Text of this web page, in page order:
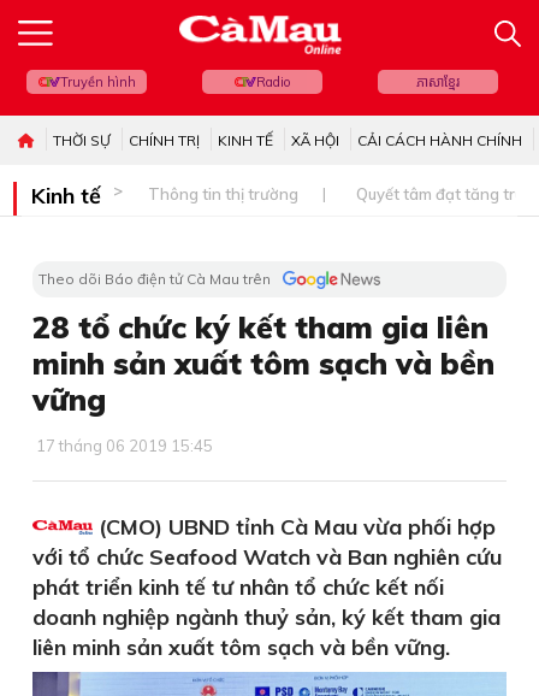
Truyền hình Radio ភាសាខ្មែរ
THỜI SỰ CHÍNH TRỊ KINH TẾ XÃ HỘI CẢI CÁCH HÀNH CHÍNH
Kinh tế Thông tin thị trường Quyết tâm đạt tăng
Theo dõi Báo điện tử Cà Mau trên
28 tổ chức ký kết tham gia liên
minh sản xuất tôm sạch và bền
vững
17 tháng 06 2019 15:45
(CMO) UBND tỉnh Cà Mau vừa phối hợp
với tổ chức Seafood Watch và Ban nghiên cứu
phát triển kinh tế tư nhân tổ chức kết nối
doanh nghiệp ngành thuỷ sản, ký kết tham gia
liên minh sản xuất tôm sạch và bền vững.